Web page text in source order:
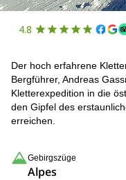
4.8
Der hoch erfahrene
Bergführer, Andreas
Kletterexpedition in die
den Gipfel des
erreichen.
Gebirgszüge
Alpes